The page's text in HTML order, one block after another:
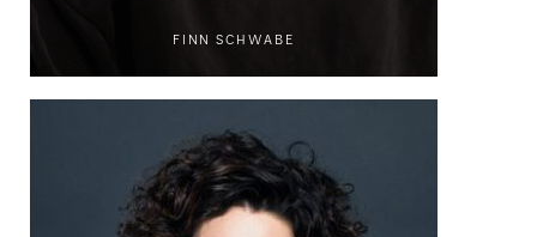
FINN SCHWABE